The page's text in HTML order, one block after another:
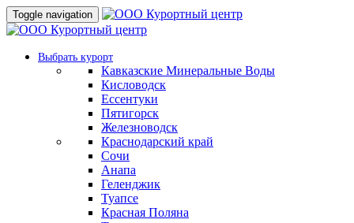
Toggle navigation
Выбрать курорт
Кавказские Минеральные Воды
Кисловодск
Ессентуки
Пятигорск
Железноводск
Краснодарский край
Сочи
Анапа
Геленджик
Туапсе
Красная Поляна